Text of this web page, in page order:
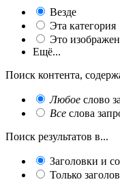
Везде
Эта категория
Это
Ещё...
Поиск контента,
Любое слово
Все слова
Поиск результатов в...
Заголовки и
Только